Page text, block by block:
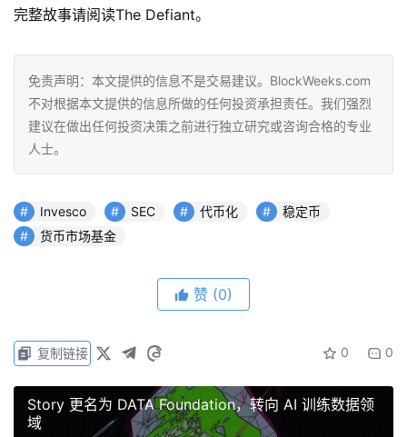
完整故事请阅读The Defiant。
免责声明：本文提供的信息不是交易建议。BlockWeeks.com
不对根据本文提供的信息所做的任何投资承担责任。我们强烈
建议在做出任何投资决策之前进行独立研究或咨询合格的专业
人士。
Invesco SEC 代币化
稳定币
货币市场基金
赞 (0)
0 0
复制链接
Story 更名为 DATA Foundation，转向 AI 训练数据领
域